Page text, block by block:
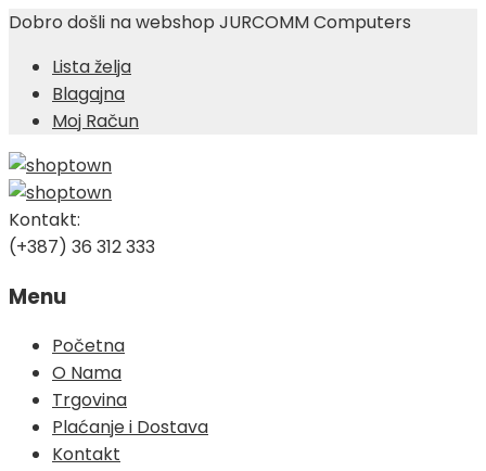
Dobro došli na webshop JURCOMM Computers
Lista želja
Blagajna
Moj Račun
Kontakt:
(+387) 36 312 333
Menu
Skip
content
Početna
O Nama
Trgovina
Plaćanje i Dostava
Kontakt